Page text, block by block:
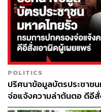
POLITICS
ปริศนาข้อมูลบัตรประชาช
จ่อแจ้งความล่าต้นตอ ดีอี